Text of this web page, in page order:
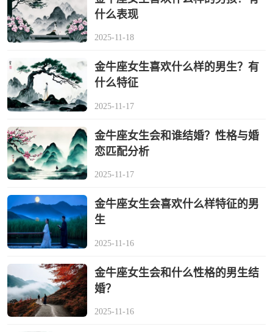
什么表现
2025-11-18
金牛座女生喜欢什么样的男生？有
什么特征
2025-11-17
金牛座女生会和谁结婚？性格与婚
恋匹配分析
2025-11-17
金牛座女生会喜欢什么样特征的男
生
2025-11-16
金牛座女生会和什么性格的男生结
婚？
2025-11-16